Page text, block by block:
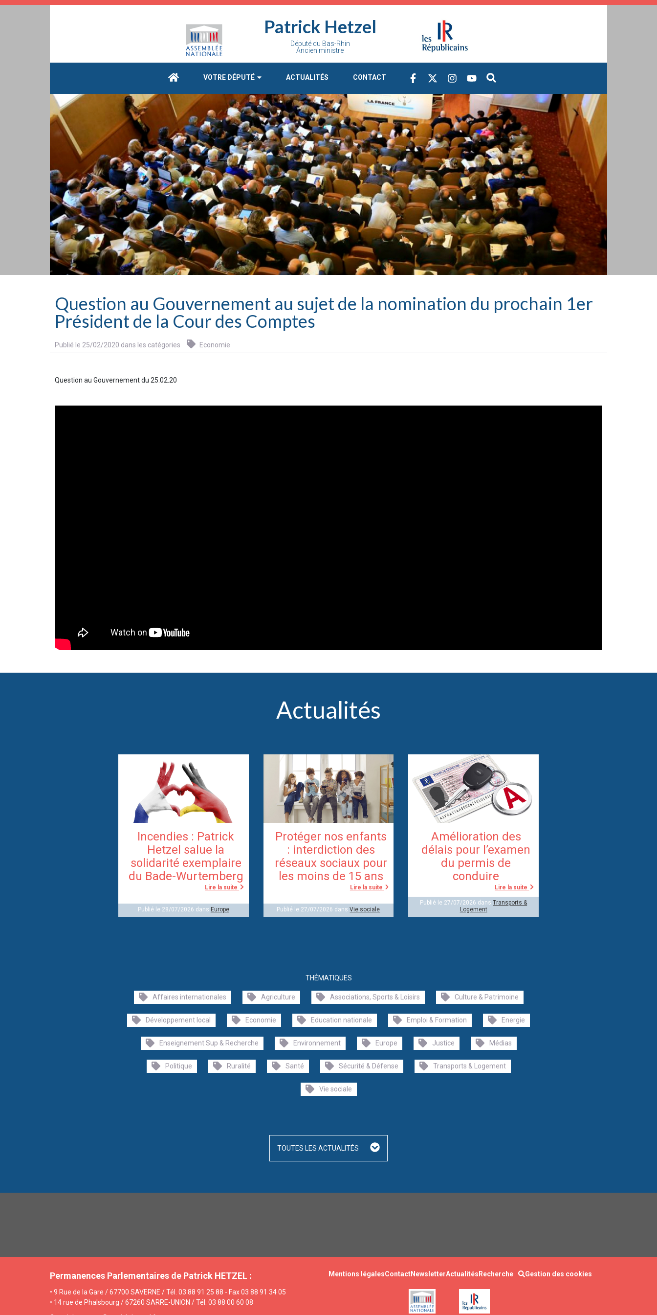
Patrick Hetzel
Député du Bas-Rhin
Ancien ministre
VOTRE DÉPUTÉ ACTUALITÉS CONTACT
Question au Gouvernement au sujet de la nomination du prochain 1er
Président de la Cour des Comptes
Publié le 25/02/2020 dans les catégories Economie
Question au Gouvernement du 25.02.20
Actualités
Incendies : Patrick
Hetzel salue la
solidarité exemplaire
du Bade-Wurtemberg
Lire la suite
Publié le 28/07/2026 dans Europe
Protéger nos enfants
: interdiction des
réseaux sociaux pour
les moins de 15 ans
Lire la suite
Publié le 27/07/2026 dansVie sociale
Amélioration des
délais pour l’examen
du permis de
conduire
Lire la suite
Publié le 27/07/2026 dansTransports &
Logement
THÉMATIQUES
Affaires internationales Agriculture Associations, Sports & Loisirs Culture & Patrimoine
Développement local Economie Education nationale Emploi & Formation Energie
Enseignement Sup & Recherche Environnement Europe Justice Médias
Politique Ruralité Santé Sécurité & Défense Transports & Logement
Vie sociale
TOUTES LES ACTUALITÉS
Permanences Parlementaires de Patrick HETZEL :
• 9 Rue de la Gare / 67700 SAVERNE / Tél. 03 88 91 25 88 - Fax 03 88 91 34 05
• 14 rue de Phalsbourg / 67260 SARRE-UNION / Tél. 03 88 00 60 08
Mentions légalesContactNewsletterActualités Recherche Gestion des cookies
Cookies management panel